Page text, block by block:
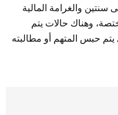
والغرامة المالية
وهناك حالات يتم
حبس المتهم أو مطالبته